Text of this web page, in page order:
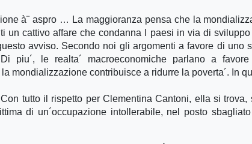
à¨ aspro … La maggioranza pensa che la
un cattivo affare che condanna I paesi in via di
avviso. Secondo noi gli argomenti a favore di uno
piu´, le realta´ macroeconomiche parlano a
mondializzazione contribuisce a ridurre la poverta´. In
tutto il rispetto per Clementina Cantoni, ella si
di un´occupazione intollerabile, nel posto sbagliato